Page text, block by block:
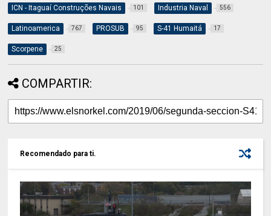
ICN - Itaguaí Construções Navais 101 Industria Naval 556
Latinoamerica 767 PROSUB 95 S-41 Humaitá 17
Scorpene 25
COMPARTIR:
Recomendado para ti.